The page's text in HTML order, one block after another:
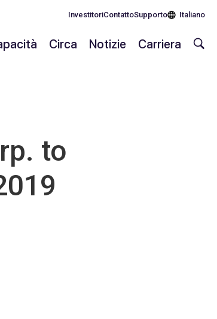
InvestitoriContattoSupporto Italiano
Circa Notizie Carriera
to